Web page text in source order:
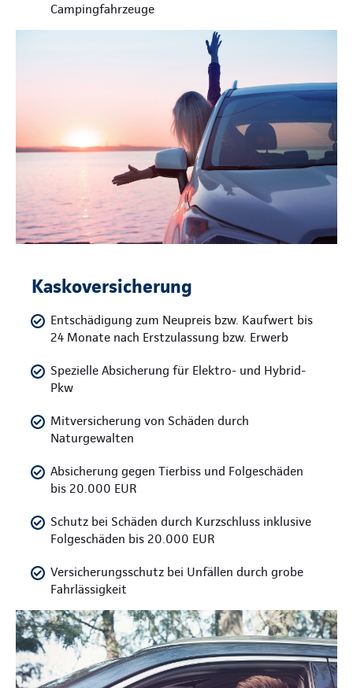
Campingfahrzeuge
Kaskoversicherung
Entschädigung zum Neupreis bzw. Kaufwert bis
24 Monate nach Erstzulassung bzw. Erwerb
Spezielle Absicherung für Elektro- und Hybrid-
Pkw
Mitversicherung von Schäden durch
Naturgewalten
Absicherung gegen Tierbiss und Folgeschäden
bis 20.000 EUR
Schutz bei Schäden durch Kurzschluss inklusive
Folgeschäden bis 20.000 EUR
Versicherungsschutz bei Unfällen durch grobe
Fahrlässigkeit